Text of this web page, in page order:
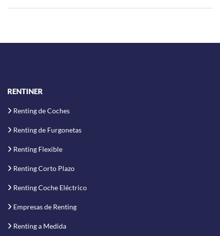
RENTINER
Renting de Coches
Renting de Furgonetas
Renting Flexible
Renting Corto Plazo
Renting Coche Eléctrico
Empresas de Renting
Renting a Medida